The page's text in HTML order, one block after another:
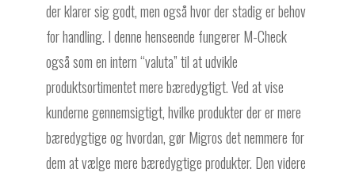
der klarer sig godt, men også hvor der stadig er behov
for handling. I denne henseende fungerer M-Check
også som en intern “valuta” til at udvikle
produktsortimentet mere bæredygtigt. Ved at vise
kunderne gennemsigtigt, hvilke produkter der er mere
bæredygtige og hvordan, gør Migros det nemmere for
dem at vælge mere bæredygtige produkter. Den videre